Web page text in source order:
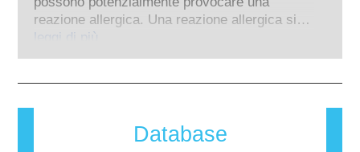
qualificati, che le aziende sono obbligate per
legge a effettuare, coprono tutti i potenziali
animali per valutare la sicurezza degli
ingredienti e dei prodotti cosmetici.
reazione allergica. Una reazione allergica si
verifica quando il sistema immunitario di una
Cosmetici e prodotti per la cura della persona
possono contenere ingredienti che potrebbero
leggi di più
Database